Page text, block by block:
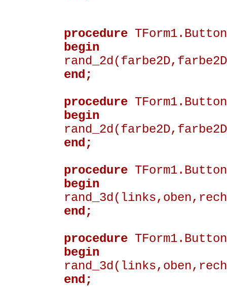
procedure
begin
end;
procedure
begin
end;
procedure
begin
end;
procedure
begin
end;